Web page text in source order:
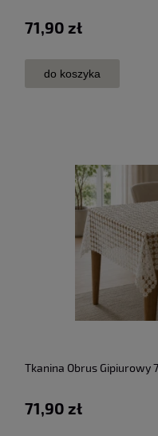
71,90 zł
do koszyka
Tkanina Obrus Gipiurowy
71,90 zł